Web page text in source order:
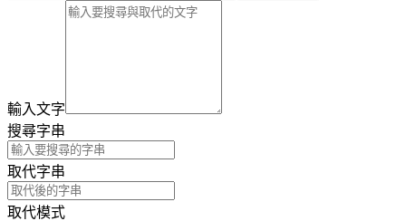
輸入文字
搜尋字串
取代字串
取代模式